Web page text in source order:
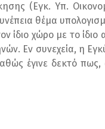
(Εγκ. Υπ.
θέμα
χώρο με το ίδιο
Εν συνεχεία, η
έγινε δεκτό